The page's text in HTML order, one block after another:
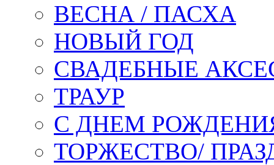
ВЕСНА / ПАСХА
НОВЫЙ ГОД
СВАДЕБНЫЕ
ТРАУР
С ДНЕМ
ТОРЖЕСТВО/